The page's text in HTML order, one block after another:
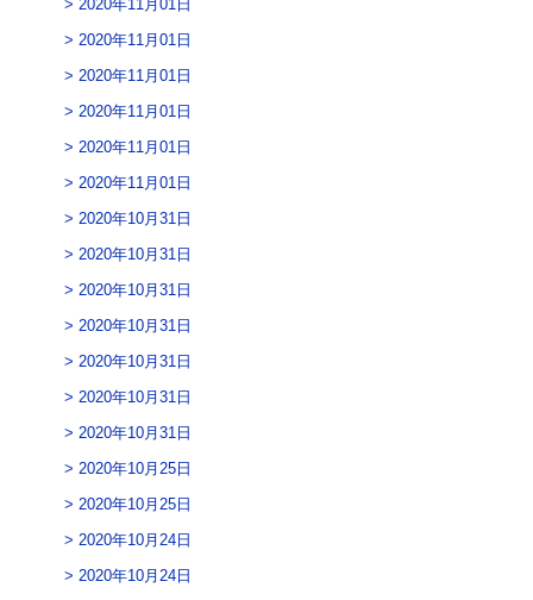
2020年11月01日
2020年11月01日
2020年11月01日
2020年11月01日
2020年11月01日
2020年11月01日
2020年10月31日
2020年10月31日
2020年10月31日
2020年10月31日
2020年10月31日
2020年10月31日
2020年10月31日
2020年10月25日
2020年10月25日
2020年10月24日
2020年10月24日